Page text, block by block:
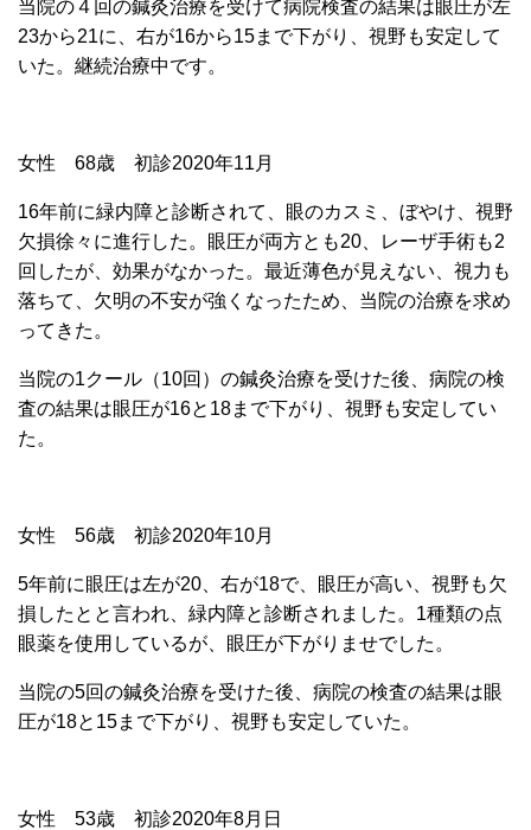
当院の４回の鍼灸治療を受けて病院検査の結果は眼圧が左
23から21に、右が16から15まで下がり、視野も安定して
いた。継続治療中です。
女性 68歳 初診2020年11月
16年前に緑内障と診断されて、眼のカスミ、ぼやけ、視野
欠損徐々に進行した。眼圧が両方とも20、レーザ手術も2
回したが、効果がなかった。最近薄色が見えない、視力も
落ちて、欠明の不安が強くなったため、当院の治療を求め
ってきた。
当院の1クール（10回）の鍼灸治療を受けた後、病院の検
査の結果は眼圧が16と18まで下がり、視野も安定してい
た。
女性 56歳 初診2020年10月
5年前に眼圧は左が20、右が18で、眼圧が高い、視野も欠
損したとと言われ、緑内障と診断されました。1種類の点
眼薬を使用しているが、眼圧が下がりませでした。
当院の5回の鍼灸治療を受けた後、病院の検査の結果は眼
圧が18と15まで下がり、視野も安定していた。
女性 53歳 初診2020年8月日